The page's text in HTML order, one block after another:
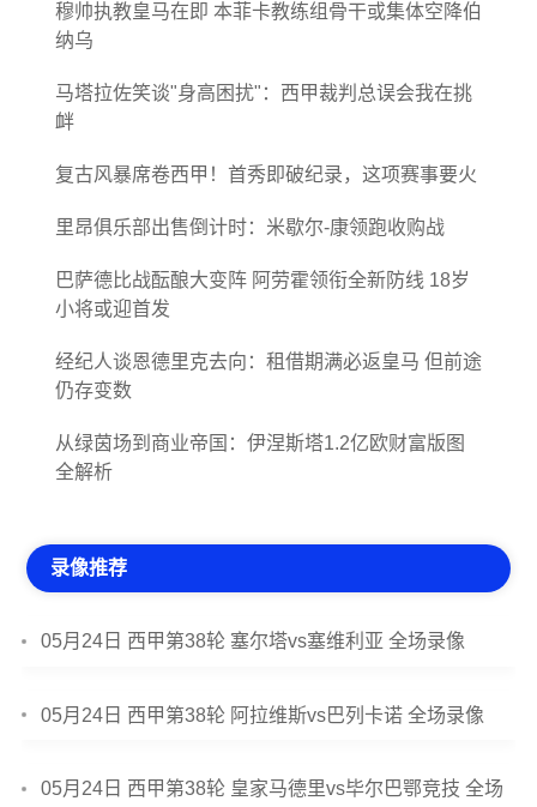
穆帅执教皇马在即 本菲卡教练组骨干或集体空降伯
纳乌
马塔拉佐笑谈"身高困扰"：西甲裁判总误会我在挑
衅
复古风暴席卷西甲！首秀即破纪录，这项赛事要火
里昂俱乐部出售倒计时：米歇尔-康领跑收购战
巴萨德比战酝酿大变阵 阿劳霍领衔全新防线 18岁
小将或迎首发
经纪人谈恩德里克去向：租借期满必返皇马 但前途
仍存变数
从绿茵场到商业帝国：伊涅斯塔1.2亿欧财富版图
全解析
录像推荐
05月24日 西甲第38轮 塞尔塔vs塞维利亚 全场录像
05月24日 西甲第38轮 阿拉维斯vs巴列卡诺 全场录像
05月24日 西甲第38轮 皇家马德里vs毕尔巴鄂竞技 全场